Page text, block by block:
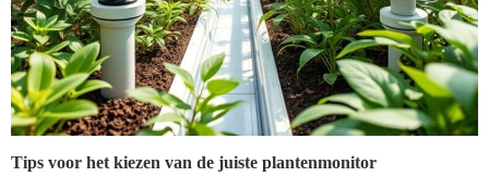
Tips voor het kiezen van de juiste plantenmonitor